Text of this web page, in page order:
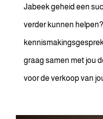
Jabeek geheid een
verder kunnen
graag samen met jou
voor de verkoop van